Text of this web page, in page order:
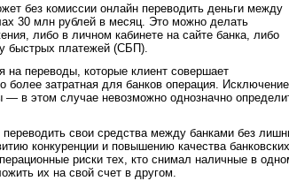
без комиссии онлайн переводить деньги между
30 млн рублей в месяц. Это можно делать
либо в личном кабинете на сайте банка, либо
быстрых платежей (СБП).
на переводы, которые клиент совершает
более затратная для банков операция. Исключение
— в этом случае невозможно однозначно
свои средства между банками без
конкуренции и повышению качества банковских
риски тех, кто снимал наличные в
их на свой счет в другом.